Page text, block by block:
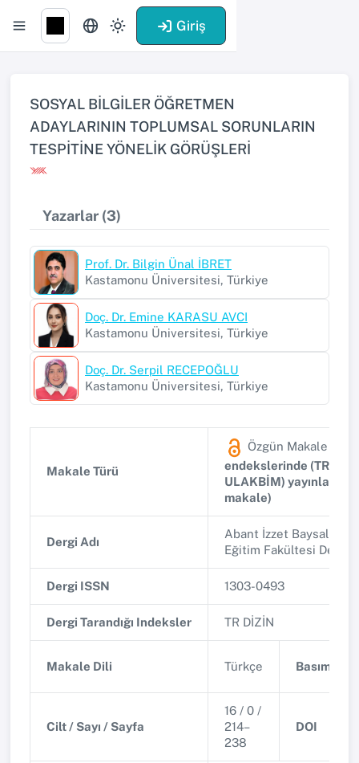
Giriş
SOSYAL BİLGİLER ÖĞRETMEN
ADAYLARININ TOPLUMSAL SORUNLARIN
TESPİTİNE YÖNELİK GÖRÜŞLERİ
Yazarlar (3)
Prof. Dr. Bilgin Ünal İBRET
Kastamonu Üniversitesi, Türkiye
Doç. Dr. Emine KARASU AVCI
Kastamonu Üniversitesi, Türkiye
Doç. Dr. Serpil RECEPOĞLU
Kastamonu Üniversitesi, Türkiye
Makale Türü
Özgün Makale
endekslerinde (TR
ULAKBİM) yayınlanan
makale)
Dergi Adı
Abant İzzet Baysal
Eğitim Fakültesi Dergisi
Dergi ISSN 1303-0493
Dergi Tarandığı Indeksler TR DİZİN
Makale Dili Türkçe Basım
Cilt / Sayı / Sayfa
16 / 0 /
214–
238
DOI